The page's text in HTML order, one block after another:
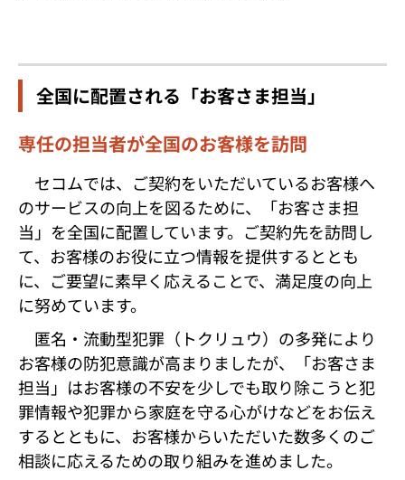
全国に配置される「お客さま担当」
専任の担当者が全国のお客様を訪問
セコムでは、ご契約をいただいているお客様へ
のサービスの向上を図るために、「お客さま担
当」を全国に配置しています。ご契約先を訪問し
て、お客様のお役に立つ情報を提供するととも
に、ご要望に素早く応えることで、満足度の向上
に努めています。
匿名・流動型犯罪（トクリュウ）の多発により
お客様の防犯意識が高まりましたが、「お客さま
担当」はお客様の不安を少しでも取り除こうと犯
罪情報や犯罪から家庭を守る心がけなどをお伝え
するとともに、お客様からいただいた数多くのご
相談に応えるための取り組みを進めました。